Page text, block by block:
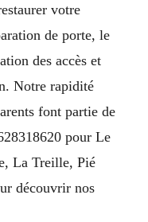
votre
de porte, le
des accès et
Notre rapidité
font partie de
pour Le
La Treille, Pié
découvrir nos